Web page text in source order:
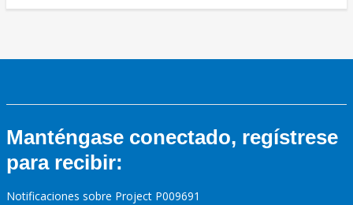
Manténgase conectado, regístrese
para recibir:
Notificaciones sobre Project P009691